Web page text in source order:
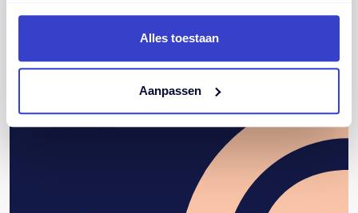
Alles toestaan
Aanpassen
Deze site wordt beschermd door reCAPTCHA en het
toepassing.